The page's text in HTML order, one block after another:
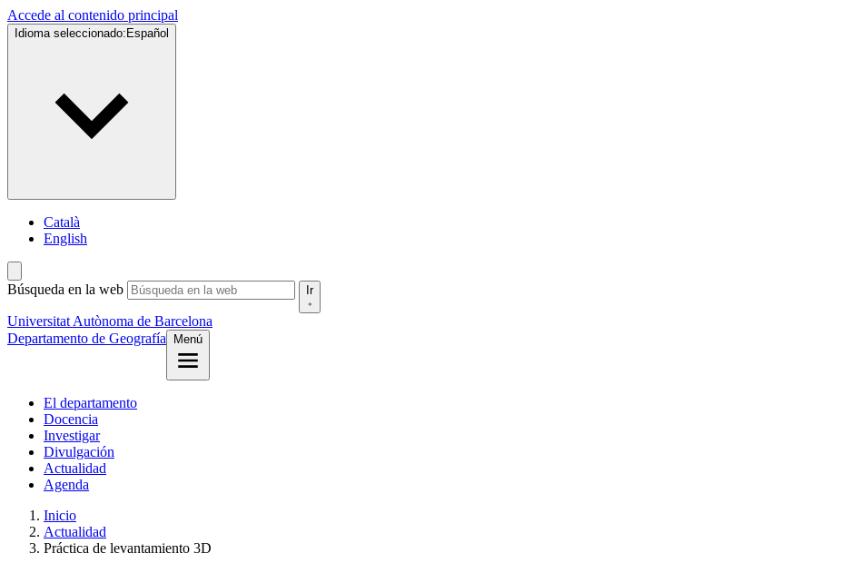
Accede al contenido principal
Idioma seleccionado: Español
Català
English
Búsqueda en la web Ir
Universitat Autònoma de Barcelona
Departamento de Geografía
Menú
El departamento
Docencia
Investigar
Divulgación
Actualidad
Agenda
Inicio
Actualidad
Práctica de levantamiento 3D